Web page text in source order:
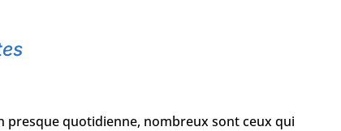
presque quotidienne, nombreux sont ceux qui